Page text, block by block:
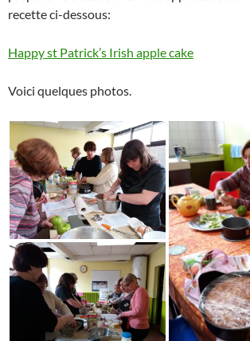
recette ci-dessous:
Happy st Patrick’s Irish apple cake
Voici quelques photos.